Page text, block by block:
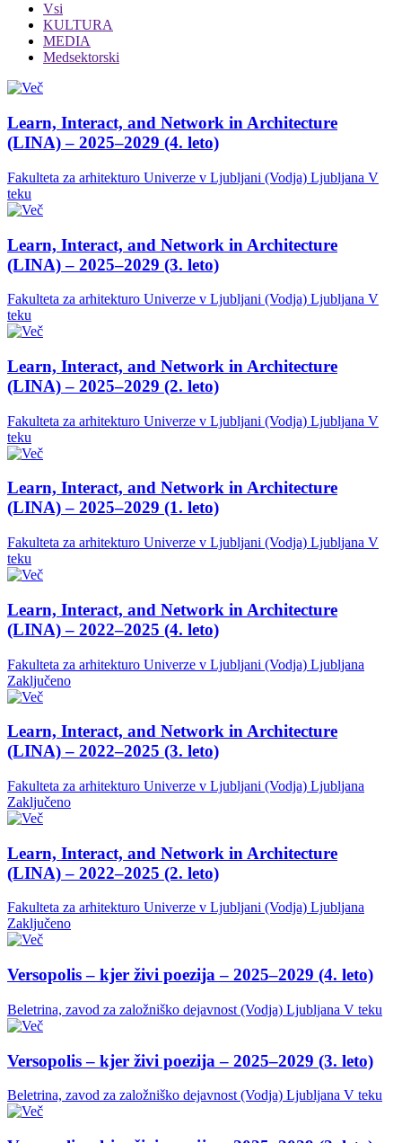
Vsi
KULTURA
MEDIA
Medsektorski
Learn, Interact, and Network in Architecture
(LINA) – 2025–2029 (4. leto)
Fakulteta za arhitekturo Univerze v Ljubljani (Vodja) Ljubljana V
teku
Learn, Interact, and Network in Architecture
(LINA) – 2025–2029 (3. leto)
Fakulteta za arhitekturo Univerze v Ljubljani (Vodja) Ljubljana V
teku
Learn, Interact, and Network in Architecture
(LINA) – 2025–2029 (2. leto)
Fakulteta za arhitekturo Univerze v Ljubljani (Vodja) Ljubljana V
teku
Learn, Interact, and Network in Architecture
(LINA) – 2025–2029 (1. leto)
Fakulteta za arhitekturo Univerze v Ljubljani (Vodja) Ljubljana V
teku
Learn, Interact, and Network in Architecture
(LINA) – 2022–2025 (4. leto)
Fakulteta za arhitekturo Univerze v Ljubljani (Vodja) Ljubljana
Zaključeno
Learn, Interact, and Network in Architecture
(LINA) – 2022–2025 (3. leto)
Fakulteta za arhitekturo Univerze v Ljubljani (Vodja) Ljubljana
Zaključeno
Learn, Interact, and Network in Architecture
(LINA) – 2022–2025 (2. leto)
Fakulteta za arhitekturo Univerze v Ljubljani (Vodja) Ljubljana
Zaključeno
Versopolis – kjer živi poezija – 2025–2029 (4. leto)
Beletrina, zavod za založniško dejavnost (Vodja) Ljubljana V teku
Versopolis – kjer živi poezija – 2025–2029 (3. leto)
Beletrina, zavod za založniško dejavnost (Vodja) Ljubljana V teku